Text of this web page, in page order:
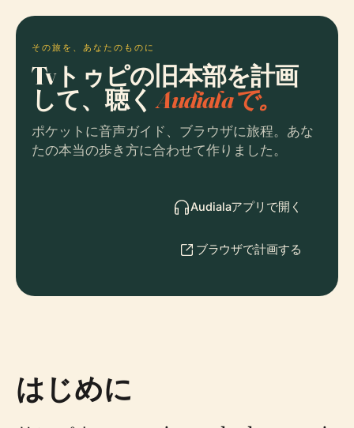
その旅を、あなたのものに
Tvトゥピの旧本部を計画
して、聴くAudialaで。
ポケットに音声ガイド、ブラウザに旅程。あな
たの本当の歩き方に合わせて作りました。
Audialaアプリで開く
ブラウザで計画する
はじめに